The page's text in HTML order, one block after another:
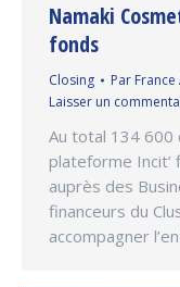
Namaki
fonds
Closing Par France
Laisser un
Au total 134 600
plateforme
auprès des
financeurs du
accompagner